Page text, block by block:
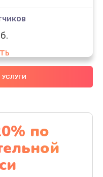
(экрана)
УСЛУГИ
по